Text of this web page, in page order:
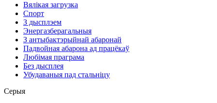
Вялікая загрузка
Спорт
З дысплэем
Энергазберагальныя
З антыбактэрыйнай абаронай
Падвойная абарона ад працёкаў
Любімая праграма
Без дысплея
Убудаваныя пад стальніцу
Серыя